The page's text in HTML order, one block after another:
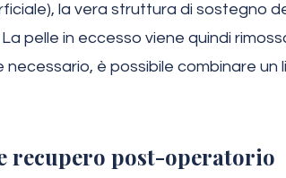
la vera struttura di sostegno
pelle in eccesso viene quindi
necessario, è possibile combinare un
recupero post-operatorio